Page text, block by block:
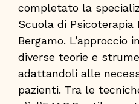
completato la
Scuola di Psicoterapia
Bergamo. L’approccio
diverse teorie e
adattandoli alle
pazienti. Tra le